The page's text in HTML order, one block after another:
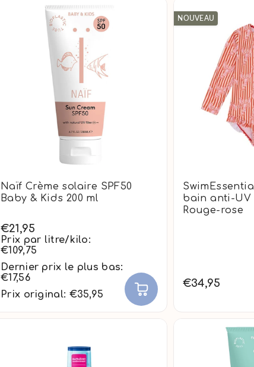
Naïf Crème solaire SPF50
Baby & Kids 200 ml
€21,95
Prix par litre/kilo:
€109,75
Dernier prix le plus bas:
€17,56
Prix original: €35,95
NOUVEAU
bain anti-UV
Rouge-rose
€34,95